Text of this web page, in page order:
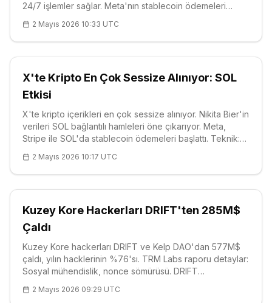
24/7 işlemler sağlar. Meta'nın stablecoin ödemeleri
$0.2889, R1 $0.2920. Kurumsal DeFi entegrasyonu
hızlanıyor.
2 Mayıs 2026 10:33 UTC
X'te Kripto En Çok Sessize Alınıyor: SOL
Etkisi
X'te kripto içerikleri en çok sessize alınıyor. Nikita Bier'in
verileri SOL bağlantılı hamleleri öne çıkarıyor. Meta,
Stripe ile SOL'da stablecoin ödemeleri başlattı. Teknik:
2 Mayıs 2026 10:17 UTC
Kuzey Kore Hackerları DRIFT'ten 285M$
Çaldı
Kuzey Kore hackerları DRIFT ve Kelp DAO'dan 577M$
çaldı, yılın hacklerinin %76'sı. TRM Labs raporu detaylar:
Sosyal mühendislik, nonce sömürüsü. DRIFT
rekoru kırdı. Savunmalar evrilmeli.
2 Mayıs 2026 09:29 UTC